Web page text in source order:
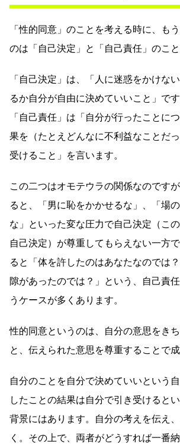
「性的同意」のことを考える時に、も
のは「自己決定」と「自己責任」のこと
「自己決定」は、「人に迷惑をかけな
るか自分が自由に決めていいこと」です
「自己責任」は「自分が行ったことに
果を（たとえどんなに不利益なことだ
受けること」を言います。
この二つはオモテウラの関係なのです
ると、「男に恥をかかせるな」、「場
な」といった変な圧力で自己決定（こ
自己決定）が尊重してもらえない一方
ると「体を許したのはあなたなのでは
隙があったのでは？」という、自己責
うケースが多くあります。
性的同意というのは、自分の意思をき
と、伝えられた意思を尊重することで成
自分のことを自分で決めていいという
したことの結果は自分で引き受けると
背景にはあります。自分の考えを伝え
く。その上で、両者がどうすれば一番